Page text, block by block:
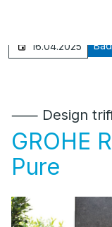
16.04.2025 Bad
⸺ Design
GROHE
Pure